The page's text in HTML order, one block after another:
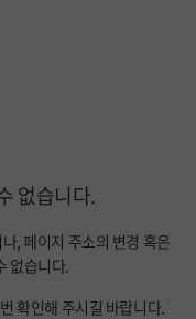
없습니다.
, 페이지 주소의 변경 혹은
없습니다.
확인해 주시길 바랍니다.